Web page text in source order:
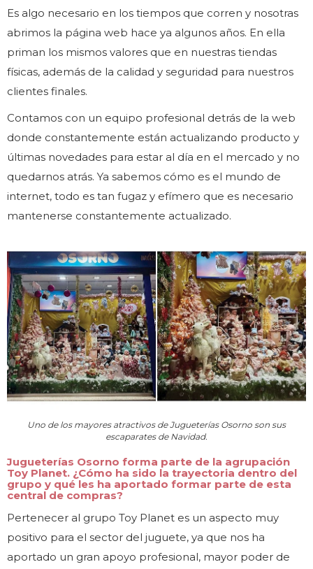
Es algo necesario en los tiempos que corren y nosotras
abrimos la página web hace ya algunos años. En ella
priman los mismos valores que en nuestras tiendas
físicas, además de la calidad y seguridad para nuestros
clientes finales.
Contamos con un equipo profesional detrás de la web
donde constantemente están actualizando producto y
últimas novedades para estar al día en el mercado y no
quedarnos atrás. Ya sabemos cómo es el mundo de
internet, todo es tan fugaz y efímero que es necesario
mantenerse constantemente actualizado.
Uno de los mayores atractivos de Jugueterías Osorno son sus
escaparates de Navidad.
Jugueterías Osorno forma parte de la agrupación
Toy Planet. ¿Cómo ha sido la trayectoria dentro del
grupo y qué les ha aportado formar parte de esta
central de compras?
Pertenecer al grupo Toy Planet es un aspecto muy
positivo para el sector del juguete, ya que nos ha
aportado un gran apoyo profesional, mayor poder de